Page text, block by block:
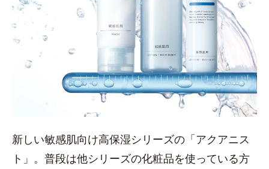
新しい敏感肌向け高保湿シリーズの「アクアニス
ト」。普段は他シリーズの化粧品を使っている方